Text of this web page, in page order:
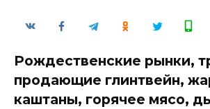
Рождественские рынки,
продающие глинтвейн,
каштаны, горячее мясо,